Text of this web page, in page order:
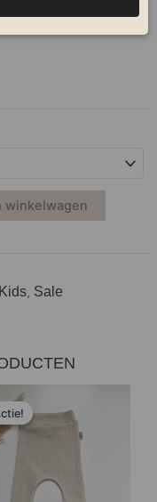
winkelwagen
Kids, Sale
prijs
was: